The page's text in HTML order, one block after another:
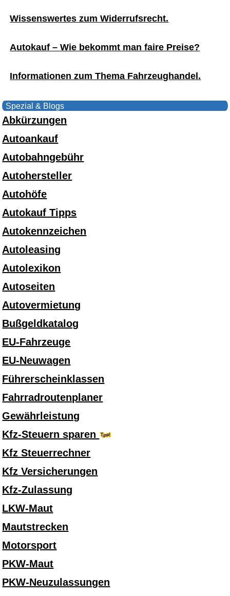
Wissenswertes zum Widerrufsrecht.
Autokauf – Wie bekommt man faire Preise?
Informationen zum Thema Fahrzeughandel.
Spezial & Blogs
Abkürzungen
Autoankauf
Autobahngebühr
Autohersteller
Autohöfe
Autokauf Tipps
Autokennzeichen
Autoleasing
Autolexikon
Autoseiten
Autovermietung
Bußgeldkatalog
EU-Fahrzeuge
EU-Neuwagen
Führerscheinklassen
Fahrradroutenplaner
Gewährleistung
Kfz-Steuern sparen
Kfz Steuerrechner
Kfz Versicherungen
Kfz-Zulassung
LKW-Maut
Mautstrecken
Motorsport
PKW-Maut
PKW-Neuzulassungen